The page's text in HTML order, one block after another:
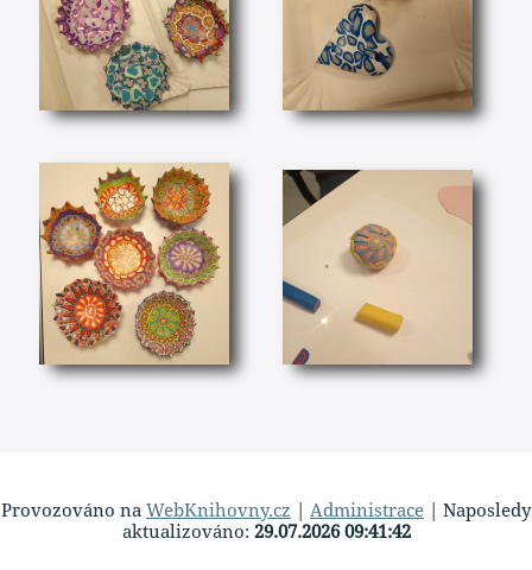
Provozováno na WebKnihovny.cz Administrace | Naposledy
aktualizováno: 29.07.2026 09:41:42